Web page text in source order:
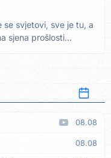
se svjetovi, sve je tu, a
sjena prošlosti...
08.08
08.08